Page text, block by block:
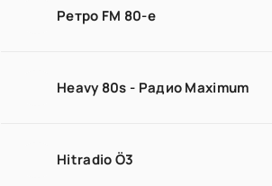
Ретро FM 80-е
Heavy 80s - Радио Maximum
Hitradio Ö3